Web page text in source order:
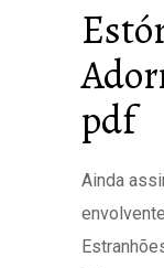
pdf
Ainda